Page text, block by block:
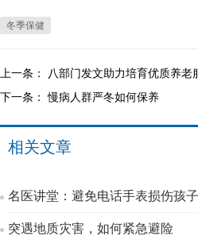
冬季保健
上一条：
八部门发文助力培育优质养老
下一条：慢病人群严冬如何保养
相关文章
名医讲堂：避免电话手表损伤孩
突遇地质灾害，如何紧急避险